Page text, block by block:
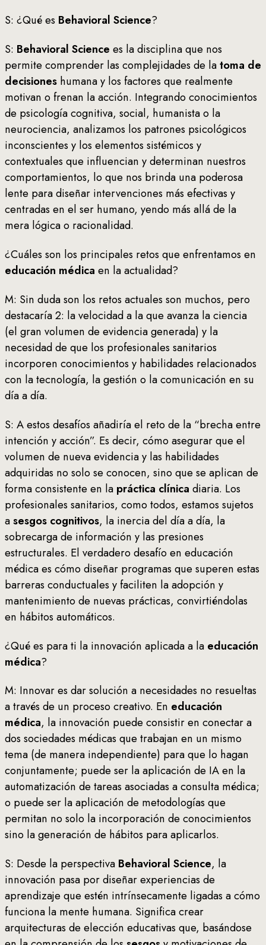
S: ¿Qué es Behavioral Science?
S: Behavioral Science es la disciplina que nos
permite comprender las complejidades de latoma de
decisiones humana y los factores que realmente
motivan o frenan la acción. Integrando conocimientos
de psicología cognitiva, social, humanista o la
neurociencia, analizamos los patrones psicológicos
inconscientes y los elementos sistémicos y
contextuales que influencian y determinan nuestros
comportamientos, lo que nos brinda una poderosa
lente para diseñar intervenciones más efectivas y
centradas en el ser humano, yendo más allá de la
mera lógica o racionalidad.
¿Cuáles son los principales retos que enfrentamos en
educación médica en la actualidad?
M: Sin duda son los retos actuales son muchos, pero
destacaría 2: la velocidad a la que avanza la ciencia
(el gran volumen de evidencia generada) y la
necesidad de que los profesionales sanitarios
incorporen conocimientos y habilidades relacionados
con la tecnología, la gestión o la comunicación en su
día a día.
S: A estos desafíos añadiría el reto de la “brecha entre
intención y acción”. Es decir, cómo asegurar que el
volumen de nueva evidencia y las habilidades
adquiridas no solo se conocen, sino que se aplican de
forma consistente en la práctica clínica diaria. Los
profesionales sanitarios, como todos, estamos sujetos
asesgos cognitivos, la inercia del día a día, la
sobrecarga de información y las presiones
estructurales. El verdadero desafío en educación
médica es cómo diseñar programas que superen estas
barreras conductuales y faciliten la adopción y
mantenimiento de nuevas prácticas, convirtiéndolas
en hábitos automáticos.
¿Qué es para ti la innovación aplicada a la educación
médica?
M: Innovar es dar solución a necesidades no resueltas
a través de un proceso creativo. En educación
médica, la innovación puede consistir en conectar a
dos sociedades médicas que trabajan en un mismo
tema (de manera independiente) para que lo hagan
conjuntamente; puede ser la aplicación de IA en la
automatización de tareas asociadas a consulta médica;
o puede ser la aplicación de metodologías que
permitan no solo la incorporación de conocimientos
sino la generación de hábitos para aplicarlos.
S: Desde la perspectiva Behavioral Science, la
innovación pasa por diseñar experiencias de
aprendizaje que estén intrínsecamente ligadas a cómo
funciona la mente humana. Significa crear
arquitecturas de elección educativas que, basándose